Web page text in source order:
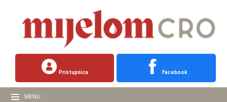
Pristupnica Facebook
MENU